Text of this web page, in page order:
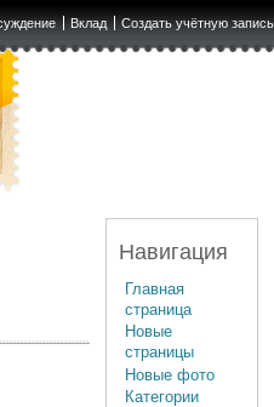
Вклад Создать учётную запись
Навигация
Главная
страница
Новые
страницы
Новые фото
Категории